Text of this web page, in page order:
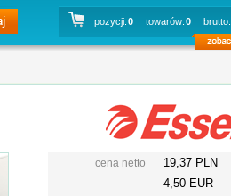
pozycji:0 towarów:0 brutto:
cena netto
19,37 PLN
4,50 EUR